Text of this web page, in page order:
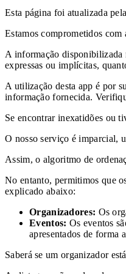
Esta página foi atualizada
Estamos comprometidos com
A informação disponibilizada
expressas ou implícitas,
A utilização desta app é por
informação fornecida.
Se encontrar inexatidões ou
O nosso serviço é imparcial,
Assim, o algoritmo de
No entanto, permitimos que
explicado abaixo:
Organizadores: Os
Eventos: Os eventos
apresentados de forma
Saberá se um organizador